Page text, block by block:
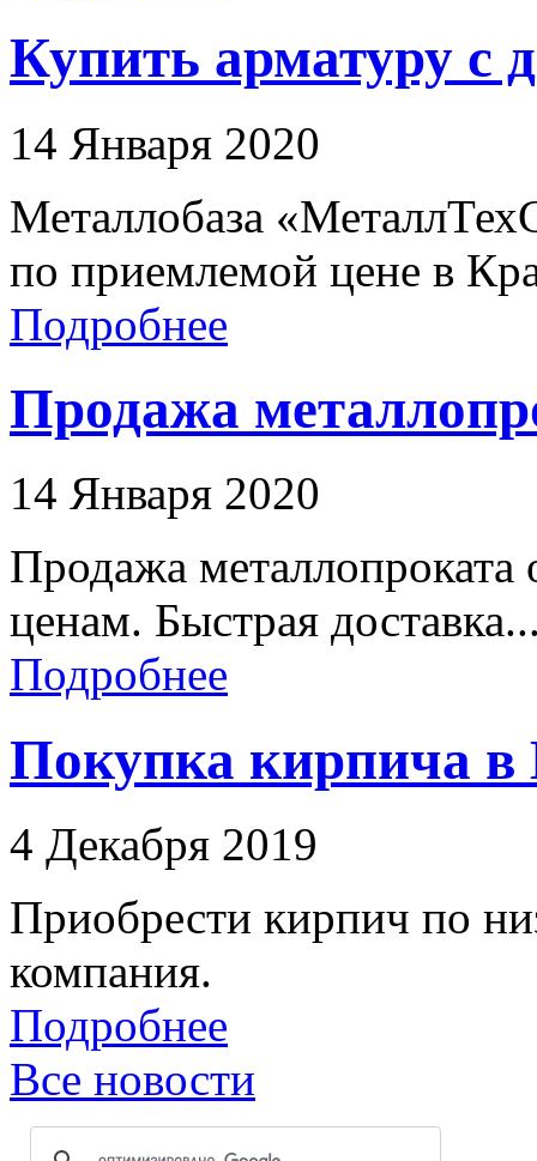
Купить арматуру с
14 Января 2020
Металлобаза
по приемлемой цене в
Подробнее
Продажа
14 Января 2020
Продажа
ценам. Быстрая
Подробнее
Покупка кирпича в
4 Декабря 2019
Приобрести кирпич по
компания.
Подробнее
Все новости